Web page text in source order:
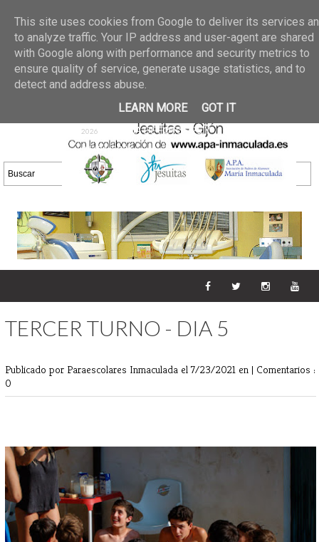
02 jun 2026
GALERIA DE FOTOS
30/05/2026
25 may 2026
GALERIA
DE FOTOS 23/05/2026
20 may
2026
GALERIA DE FOTOS
16/05/2026
DE FOTOS 09/05/2026
28 abr
2026
GALERIA DE FOTOS 25 Y
26/04/2026
TERCER TURNO - DIA 5
Publicado por Paraescolares Inmaculada el 7/23/2021 en | Comentarios :
0
This site uses cookies from Google to deliver its services
to analyze traffic. Your IP address and user-agent are shared
with Google along with performance and security metrics to
ensure quality of service, generate usage statistics, and to
detect and address abuse.
LEARN MORE
GOT IT